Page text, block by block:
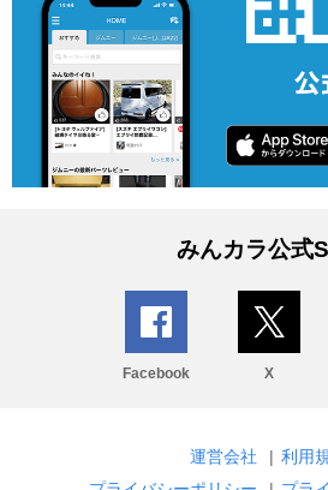
みんカラ公式
Facebook X
運営会社 | 利用